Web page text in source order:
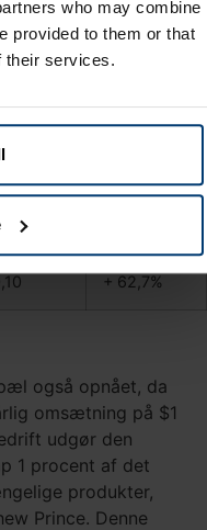
who may combine
provided to them or that
their services.Beat/Miss
mio. + 1,5%
mio.
+ 62,7%
også opnået, da
omsætning på $1
udgør den
1 procent af det
produkter,
Prince. Denne